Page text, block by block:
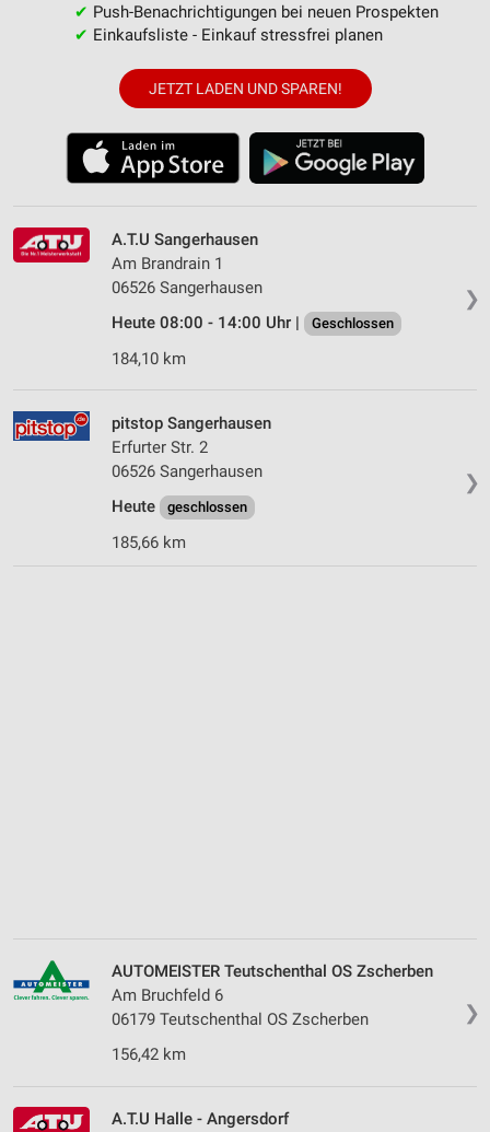
✔ Push-Benachrichtigungen bei neuen Prospekten
✔ Einkaufsliste - Einkauf stressfrei planen
JETZT LADEN UND SPAREN!
❯
A.T.U Sangerhausen
Am Brandrain 1
06526 Sangerhausen
Heute 08:00 - 14:00 Uhr |
Geschlossen
184,10 km
❯
pitstop Sangerhausen
Erfurter Str. 2
06526 Sangerhausen
Heute
geschlossen
185,66 km
❯
AUTOMEISTER Teutschenthal OS Zscherben
Am Bruchfeld 6
06179 Teutschenthal OS Zscherben
156,42 km
A.T.U Halle - Angersdorf